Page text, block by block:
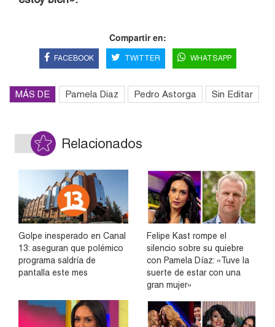
Compartir en:
FACEBOOK TWITTER WHATSAPP
MÁS DE Pamela Diaz Pedro Astorga Sin Editar
Relacionados
Golpe inesperado en Canal
13: aseguran que polémico
programa saldría de
pantalla este mes
Felipe Kast rompe el
silencio sobre su quiebre
con Pamela Díaz: «Tuve la
suerte de estar con una
gran mujer»